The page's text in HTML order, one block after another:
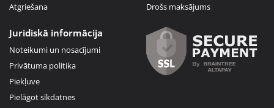
Atgriešana
Drošs maksājums
Juridiskā informācija
Noteikumi un nosacījumi
Privātuma politika
Piekļuve
Pielāgot sīkdatnes